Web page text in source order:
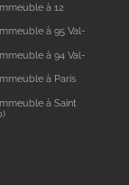
à 12
à 95 Val-
à 94 Val-
à Paris
à Saint